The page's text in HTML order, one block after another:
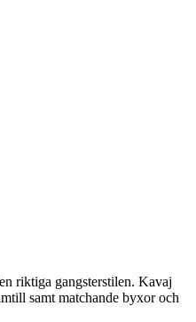
riktiga gangsterstilen. Kavaj
samt matchande byxor och